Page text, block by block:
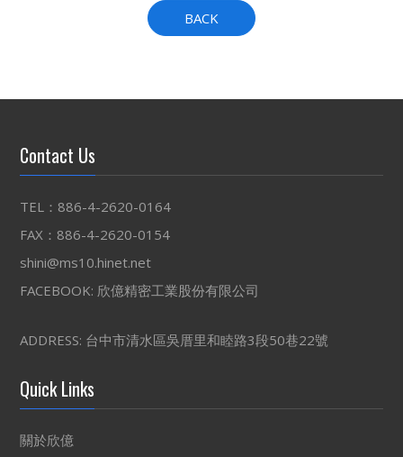
BACK
Contact Us
TEL：886-4-2620-0164
FAX：886-4-2620-0154
shini@ms10.hinet.net
FACEBOOK: 欣億精密工業股份有限公司
ADDRESS: 台中市清水區吳厝里和睦路3段50巷22號
Quick Links
關於欣億